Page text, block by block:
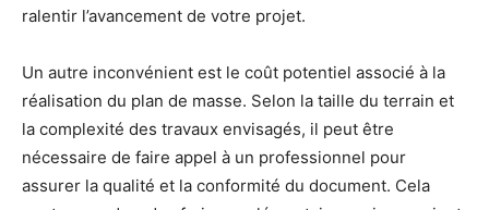
ralentir l’avancement de votre projet.
Un autre inconvénient est le coût potentiel associé à la
réalisation du plan de masse. Selon la taille du terrain et
la complexité des travaux envisagés, il peut être
nécessaire de faire appel à un professionnel pour
assurer la qualité et la conformité du document. Cela